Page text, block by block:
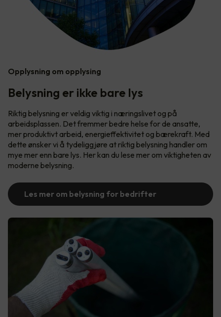
Opplysning om opplysing
Belysning er ikke bare lys
Riktig belysning er veldig viktig i næringslivet og på
arbeidsplassen. Det fremmer bedre helse for de ansatte,
mer produktivt arbeid, energieffektivitet og bærekraft. Med
dette ønsker vi å tydeliggjøre at riktig belysning handler om
mye mer enn bare lys. Her kan du lese mer om viktigheten av
moderne belysning.
Les mer om belysning for bedrifter